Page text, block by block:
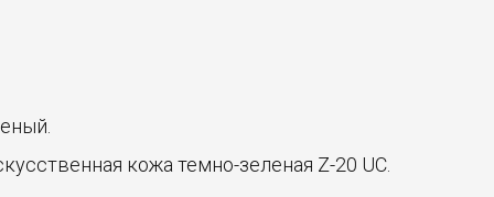
кожа темно-зеленая Z-20 UC.